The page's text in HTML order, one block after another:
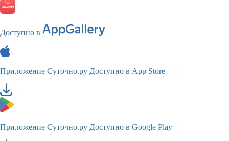
Доступно в
Приложение Суточно.ру Доступно в App Store
Приложение Суточно.ру Доступно в Google Play